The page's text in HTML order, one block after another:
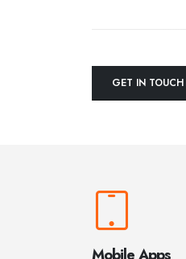
GET IN TOUCH